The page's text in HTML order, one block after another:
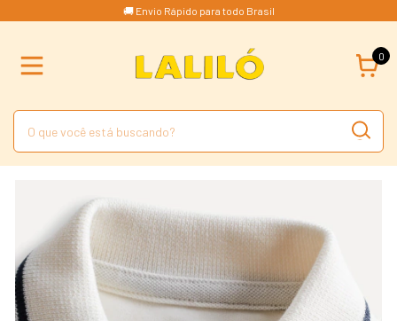
🚚 Envio Rápido para todo Brasil
0